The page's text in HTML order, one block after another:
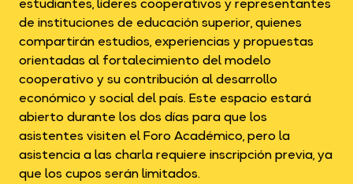
de instituciones de educación superior, quienes
compartirán estudios, experiencias y propuestas
orientadas al fortalecimiento del modelo
cooperativo y su contribución al desarrollo
económico y social del país. Este espacio estará
abierto durante los dos días para que los
asistentes visiten el Foro Académico, pero la
asistencia a las charla requiere inscripción previa, ya
que los cupos serán limitados.